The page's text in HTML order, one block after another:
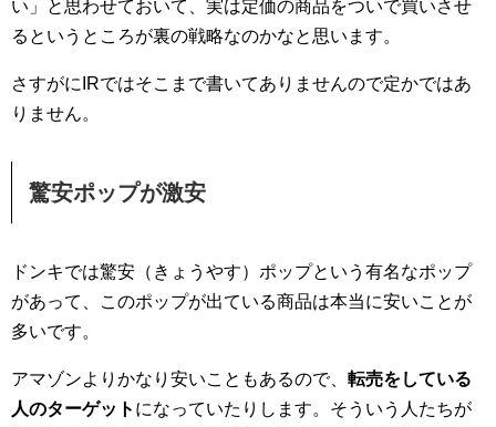
い」と思わせておいて、実は定価の商品をついで買いさせ
るというところが裏の戦略なのかなと思います。
さすがにIRではそこまで書いてありませんので定かではあ
りません。
驚安ポップが激安
ドンキでは驚安（きょうやす）ポップという有名なポップ
があって、このポップが出ている商品は本当に安いことが
多いです。
アマゾンよりかなり安いこともあるので、 転売をしている
人のターゲット になっていたりします。そういう人たちが